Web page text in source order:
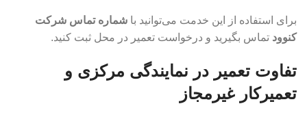
برای استفاده از این خدمت می‌توانید با شماره تماس شرکت
کنوود تماس بگیرید و درخواست تعمیر در محل ثبت کنید.
تفاوت تعمیر در نمایندگی مرکزی و
تعمیرکار غیرمجاز